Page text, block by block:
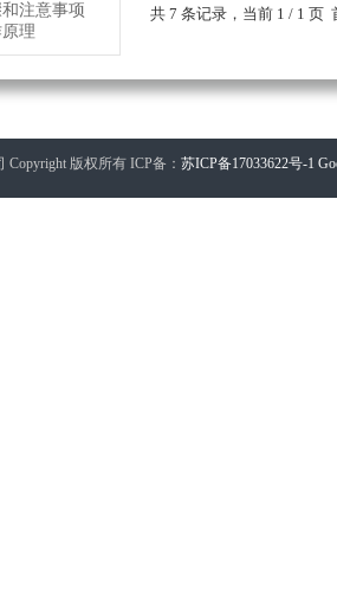
注意事项
理
共 7 条记录，当前 1 / 1
版权所有 ICP备： 苏ICP备17033622号-1